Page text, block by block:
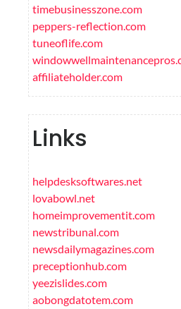
timebusinesszone.com
peppers-reflection.com
tuneoflife.com
affiliateholder.com
Links
helpdesksoftwares.net
lovabowl.net
homeimprovementit.com
newstribunal.com
newsdailymagazines.com
preceptionhub.com
yeezislides.com
aobongdatotem.com